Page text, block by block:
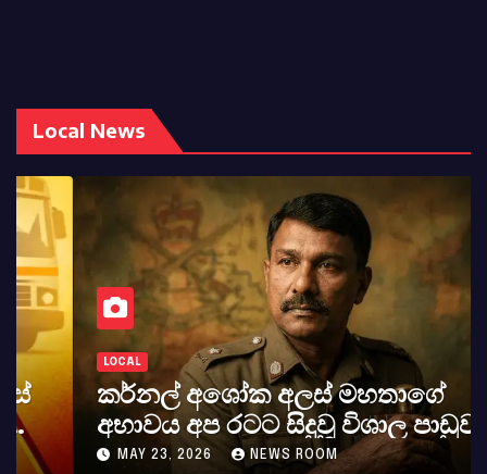
Local News
කර්නල් අශෝක අලස් මහතාගේ
අභාවය අප රටට සිදුවූ විශාල පාඩුවකි
MAY 23, 2026 NEWS ROOM